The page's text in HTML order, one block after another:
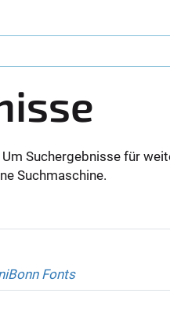
Suchergebnisse für
Suchmaschine.
Fonts